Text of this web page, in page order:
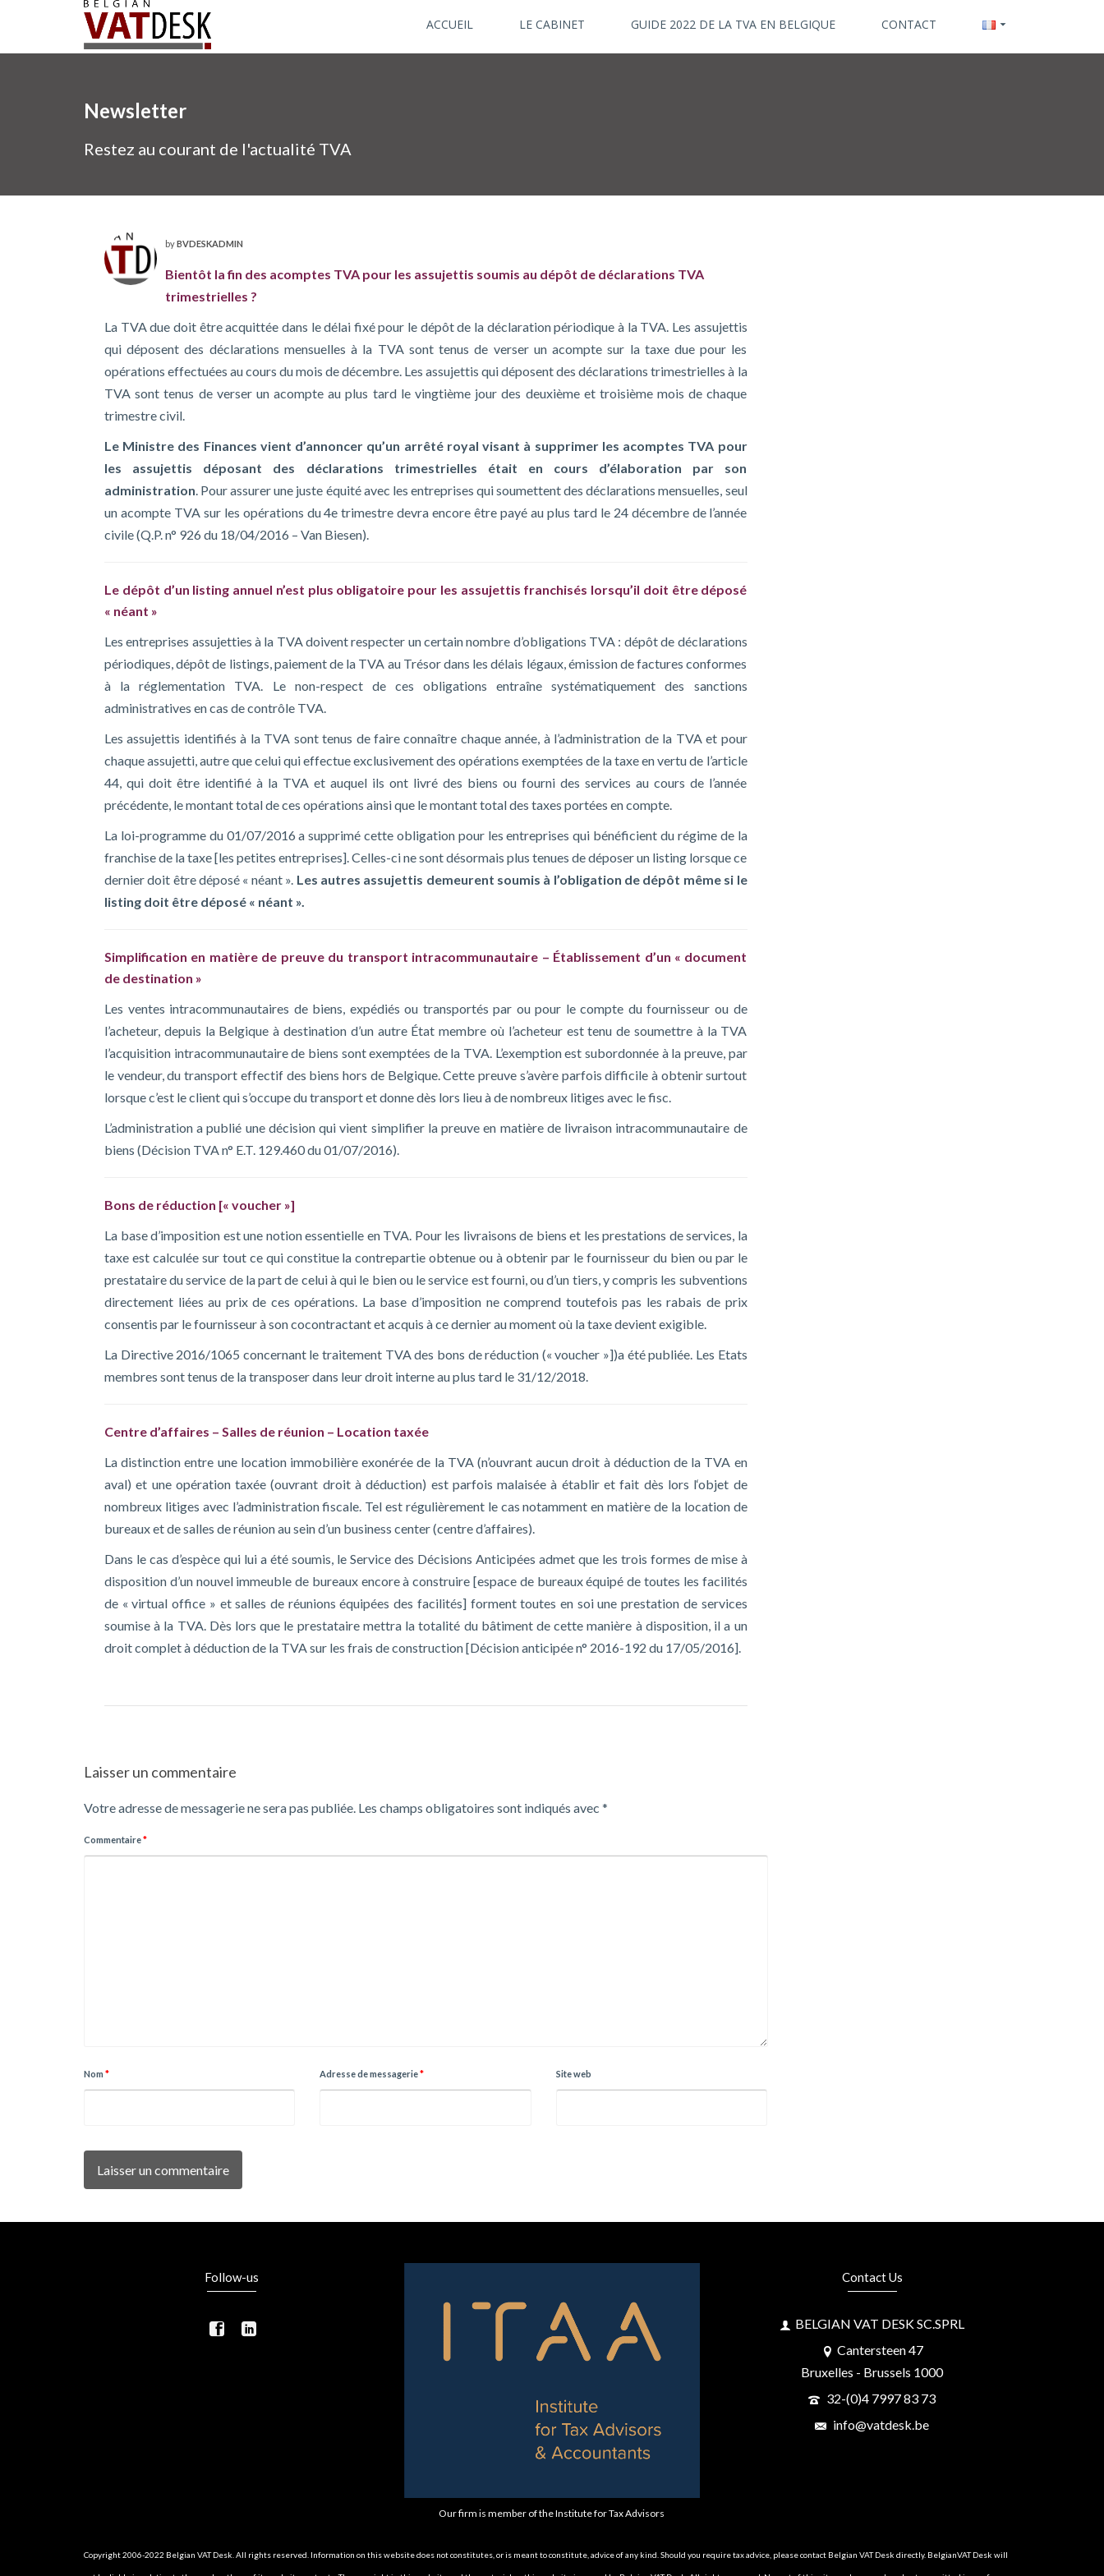
ACCUEIL LE CABINET GUIDE 2022 DE LA TVA EN BELGIQUE CONTACT
Newsletter
Restez au courant de l'actualité TVA
byBVDESKADMIN
Bientôt la fin des acomptes TVA pour les assujettis soumis au dépôt de déclarations TVA
trimestrielles ?
La TVA due doit être acquittée dans le délai fixé pour le dépôt de la déclaration périodique à la TVA. Les assujettis
qui déposent des déclarations mensuelles à la TVA sont tenus de verser un acompte sur la taxe due pour les
opérations effectuées au cours du mois de décembre. Les assujettis qui déposent des déclarations trimestrielles à la
TVA sont tenus de verser un acompte au plus tard le vingtième jour des deuxième et troisième mois de chaque
trimestre civil.
Le Ministre des Finances vient d’annoncer qu’un arrêté royal visant à supprimer les acomptes TVA pour
les assujettis déposant des déclarations trimestrielles était en cours d’élaboration par son
administration. Pour assurer une juste équité avec les entreprises qui soumettent des déclarations mensuelles, seul
un acompte TVA sur les opérations du 4e trimestre devra encore être payé au plus tard le 24 décembre de l’année
civile (Q.P. n° 926 du 18/04/2016 – Van Biesen).
Le dépôt d’un listing annuel n’est plus obligatoire pour les assujettis franchisés lorsqu’il doit être déposé
« néant »
Les entreprises assujetties à la TVA doivent respecter un certain nombre d’obligations TVA : dépôt de déclarations
périodiques, dépôt de listings, paiement de la TVA au Trésor dans les délais légaux, émission de factures conformes
à la réglementation TVA. Le non-respect de ces obligations entraîne systématiquement des sanctions
administratives en cas de contrôle TVA.
Les assujettis identifiés à la TVA sont tenus de faire connaître chaque année, à l’administration de la TVA et pour
chaque assujetti, autre que celui qui effectue exclusivement des opérations exemptées de la taxe en vertu de l’article
44, qui doit être identifié à la TVA et auquel ils ont livré des biens ou fourni des services au cours de l’année
précédente, le montant total de ces opérations ainsi que le montant total des taxes portées en compte.
La loi-programme du 01/07/2016 a supprimé cette obligation pour les entreprises qui bénéficient du régime de la
franchise de la taxe [les petites entreprises]. Celles-ci ne sont désormais plus tenues de déposer un listing lorsque ce
dernier doit être déposé « néant ». Les autres assujettis demeurent soumis à l’obligation de dépôt même si le
listing doit être déposé « néant ».
Simplification en matière de preuve du transport intracommunautaire – Établissement d’un « document
de destination »
Les ventes intracommunautaires de biens, expédiés ou transportés par ou pour le compte du fournisseur ou de
l’acheteur, depuis la Belgique à destination d’un autre État membre où l’acheteur est tenu de soumettre à la TVA
l’acquisition intracommunautaire de biens sont exemptées de la TVA. L’exemption est subordonnée à la preuve, par
le vendeur, du transport effectif des biens hors de Belgique. Cette preuve s’avère parfois difficile à obtenir surtout
lorsque c’est le client qui s’occupe du transport et donne dès lors lieu à de nombreux litiges avec le fisc.
L’administration a publié une décision qui vient simplifier la preuve en matière de livraison intracommunautaire de
biens (Décision TVA n° E.T. 129.460 du 01/07/2016).
Bons de réduction [« voucher »]
La base d’imposition est une notion essentielle en TVA. Pour les livraisons de biens et les prestations de services, la
taxe est calculée sur tout ce qui constitue la contrepartie obtenue ou à obtenir par le fournisseur du bien ou par le
prestataire du service de la part de celui à qui le bien ou le service est fourni, ou d’un tiers, y compris les subventions
directement liées au prix de ces opérations. La base d’imposition ne comprend toutefois pas les rabais de prix
consentis par le fournisseur à son cocontractant et acquis à ce dernier au moment où la taxe devient exigible.
La Directive 2016/1065 concernant le traitement TVA des bons de réduction (« voucher »])a été publiée. Les Etats
membres sont tenus de la transposer dans leur droit interne au plus tard le 31/12/2018.
Centre d’affaires – Salles de réunion – Location taxée
La distinction entre une location immobilière exonérée de la TVA (n’ouvrant aucun droit à déduction de la TVA en
aval) et une opération taxée (ouvrant droit à déduction) est parfois malaisée à établir et fait dès lors l‘objet de
nombreux litiges avec l’administration fiscale. Tel est régulièrement le cas notamment en matière de la location de
bureaux et de salles de réunion au sein d’un business center (centre d’affaires).
Dans le cas d’espèce qui lui a été soumis, le Service des Décisions Anticipées admet que les trois formes de mise à
disposition d’un nouvel immeuble de bureaux encore à construire [espace de bureaux équipé de toutes les facilités
de « virtual office » et salles de réunions équipées des facilités] forment toutes en soi une prestation de services
soumise à la TVA. Dès lors que le prestataire mettra la totalité du bâtiment de cette manière à disposition, il a un
droit complet à déduction de la TVA sur les frais de construction [Décision anticipée n° 2016-192 du 17/05/2016].
Laisser un commentaire
Votre adresse de messagerie ne sera pas publiée. Les champs obligatoires sont indiqués avec *
Commentaire*
Nom * Adresse de messagerie* Site web
Follow-us
Our firm is member of the Institute for Tax Advisors
Contact Us
BELGIAN VAT DESK SC.SPRL
Cantersteen 47
Bruxelles - Brussels 1000
32-(0)4 7997 83 73
info@vatdesk.be
Copyright 2006-2022 Belgian VAT Desk. All rights reserved. Information on this website does not constitutes, or is meant to constitute, advice of any kind. Should you require tax advice, please contact Belgian VAT Desk directly. BelgianVAT Desk will